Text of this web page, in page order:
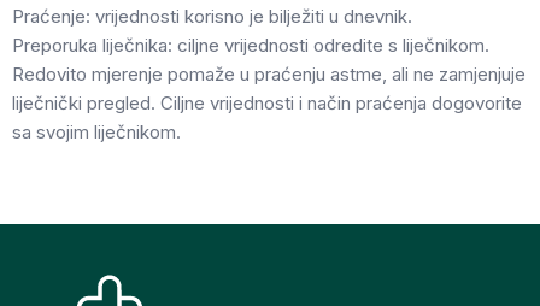
Praćenje: vrijednosti korisno je bilježiti u dnevnik.
Preporuka liječnika: ciljne vrijednosti odredite s liječnikom.
Redovito mjerenje pomaže u praćenju astme, ali ne zamjenjuje
liječnički pregled. Ciljne vrijednosti i način praćenja dogovorite
sa svojim liječnikom.